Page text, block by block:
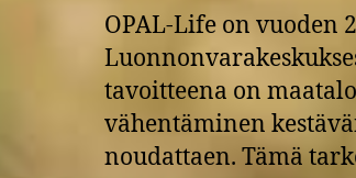
OPAL-Life on vuoden
tavoitteena on
vähentäminen
noudattaen. Tämä